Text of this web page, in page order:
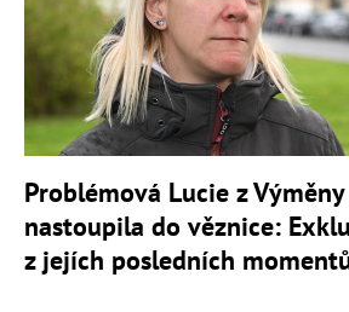
Problémová Lucie z
nastoupila do věznice:
z jejích posledních